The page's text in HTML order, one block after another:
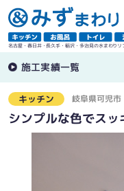
名古屋・春日井・長久手・稲沢・多治見の水まわりリ
施工実績一覧
キッチン 岐阜県可児市
シンプルな色でス